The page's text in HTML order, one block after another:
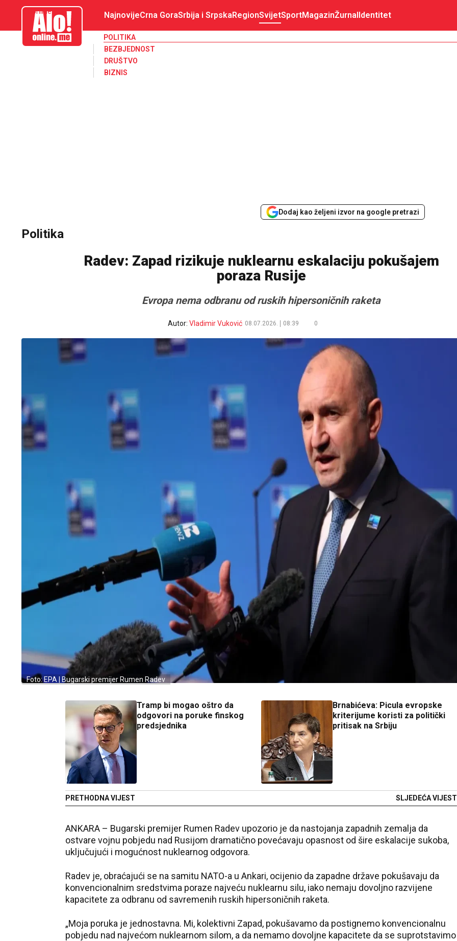
aloonline.me NajnovijeCrna GoraSrbija i SrpskaRegionSvijetSportMagazinŽurnalIdentitet
POLITIKA
BEZBJEDNOST
DRUŠTVO
BIZNIS
Dodaj kao željeni izvor na google pretrazi
Politika
Radev: Zapad rizikuje nuklearnu eskalaciju pokušajem
poraza Rusije
Evropa nema odbranu od ruskih hipersoničnih raketa
Autor: Vladimir Vuković 08.07.2026. 08:39 0
Foto: EPA | Bugarski premijer Rumen Radev
Tramp bi mogao oštro da
odgovori na poruke finskog
predsjednika
PRETHODNA VIJEST
Brnabićeva: Picula evropske
kriterijume koristi za politički
pritisak na Srbiju
SLJEDEĆA VIJEST
ANKARA – Bugarski premijer Rumen Radev upozorio je da nastojanja zapadnih zemalja da
ostvare vojnu pobjedu nad Rusijom dramatično povećavaju opasnost od šire eskalacije sukoba,
uključujući i mogućnost nuklearnog odgovora.
Radev je, obraćajući se na samitu NATO-a u Ankari, ocijenio da zapadne države pokušavaju da
konvencionalnim sredstvima poraze najveću nuklearnu silu, iako nemaju dovoljno razvijene
kapacitete za odbranu od savremenih ruskih hipersoničnih raketa.
„Moja poruka je jednostavna. Mi, kolektivni Zapad, pokušavamo da postignemo konvencionalnu
pobjedu nad najvećom nuklearnom silom, a da nemamo dovoljne kapacitete da se suprotstavimo